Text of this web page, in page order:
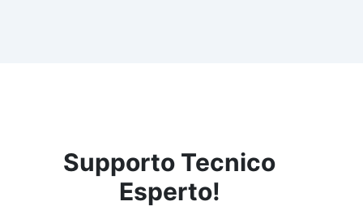
Supporto Tecnico
Esperto!